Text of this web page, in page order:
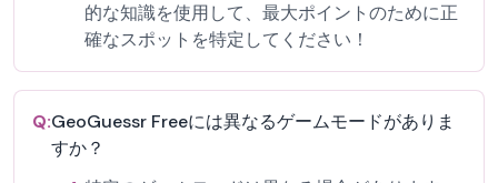
的な知識を使用して、最大ポイントのために正
確なスポットを特定してください！
Q:GeoGuessr Freeには異なるゲームモードがありま
すか？